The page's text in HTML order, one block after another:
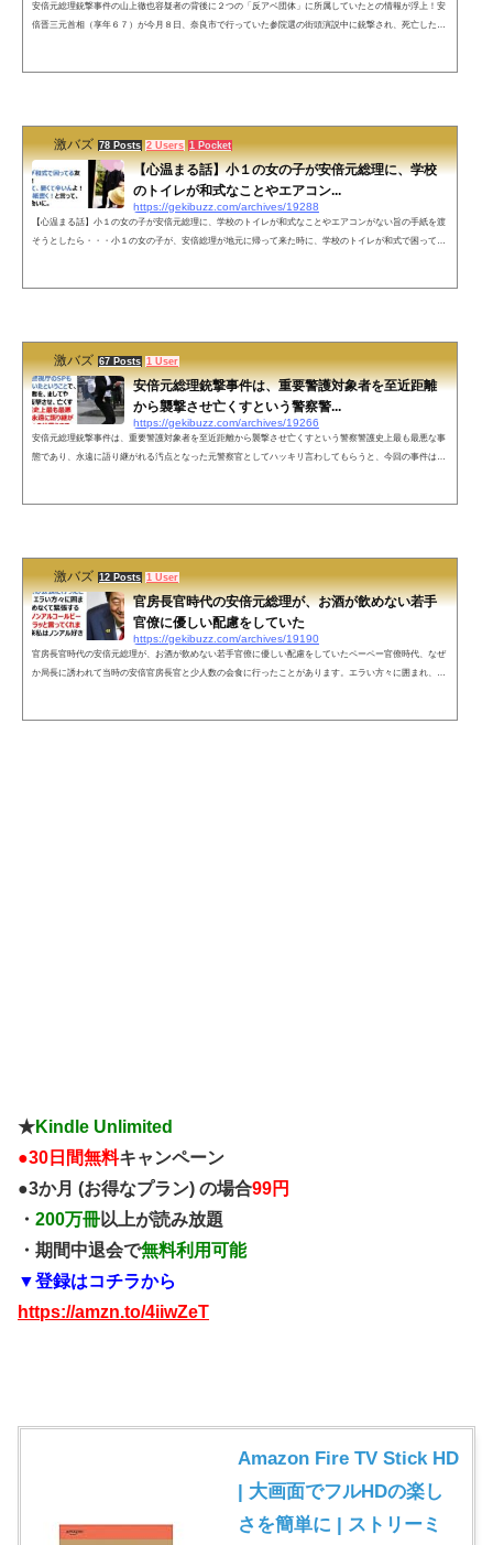
安倍元総理銃撃事件の山上徹也容疑者の背後に２つの「反アベ団体」に所属していたとの情報が浮上！安
倍晋三元首相（享年６７）が今月８日、奈良市で行っていた参院選の街頭演説中に銃撃され、死亡した事
激バズ 78 Posts 2 Users 1 Pocket
【心温まる話】小１の女の子が安倍元総理に、学校
のトイレが和式なことやエアコン...
https://gekibuzz.com/archives/19288
【心温まる話】小１の女の子が安倍元総理に、学校のトイレが和式なことやエアコンがない旨の手紙を渡
そうとしたら・・・小１の女の子が、安倍総理が地元に帰って来た時に、学校のトイレが和式で困ってい
激バズ 67 Posts 1 User
安倍元総理銃撃事件は、重要警護対象者を至近距離
から襲撃させ亡くすという警察警...
https://gekibuzz.com/archives/19266
安倍元総理銃撃事件は、重要警護対象者を至近距離から襲撃させ亡くすという警察警護史上最も最悪な事
態であり、永遠に語り継がれる汚点となった元警察官としてハッキリ言わしてもらうと、今回の事件は奈
激バズ 12 Posts 1 User
官房長官時代の安倍元総理が、お酒が飲めない若手
官僚に優しい配慮をしていた
https://gekibuzz.com/archives/19190
官房長官時代の安倍元総理が、お酒が飲めない若手官僚に優しい配慮をしていたペーペー官僚時代、なぜ
か局長に誘われて当時の安倍官房長官と少人数の会食に行ったことがあります。エラい方々に囲まれ、お
★Kindle Unlimited
●30日間無料キャンペーン
●3か月 (お得なプラン) の場合99円
・ 200万冊以上が読み放題
・期間中退会で無料利用可能
▼登録はコチラから
https://amzn.to/4iiwZeT
Amazon Fire TV Stick HD
| 大画面でフルHDの楽し
さを簡単に | ストリーミ